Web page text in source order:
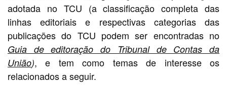
adotada no TCU (a classificação completa das
linhas editoriais e respectivas categorias das
publicações do TCU podem ser encontradas no
Guia de editoração do Tribunal de Contas da
União), e tem como temas de interesse os
relacionados a seguir.